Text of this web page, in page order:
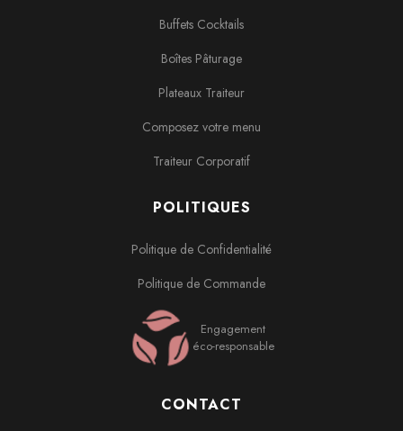
Buffets Cocktails
Boîtes Pâturage
Plateaux Traiteur
Composez votre menu
Traiteur Corporatif
POLITIQUES
Politique de Confidentialité
Politique de Commande
Engagement
éco-responsable
CONTACT